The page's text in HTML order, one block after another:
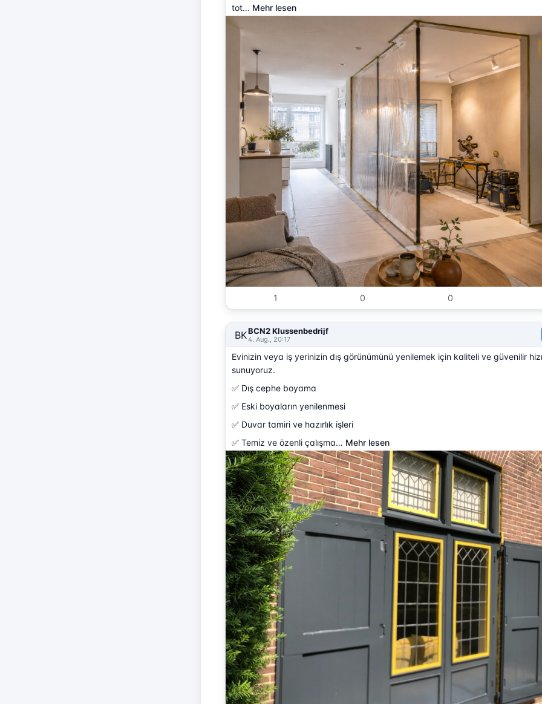
tot… Mehr lesen
1 0 0
BKBCN2 Klussenbedrijf
4. Aug., 20:17
Evinizin veya iş yerinizin dış görünümünü yenilemek için kaliteli ve güvenilir
sunuyoruz.
✅ Dış cephe boyama
✅ Eski boyaların yenilenmesi
✅ Duvar tamiri ve hazırlık işleri
✅ Temiz ve özenli çalışma… Mehr lesen